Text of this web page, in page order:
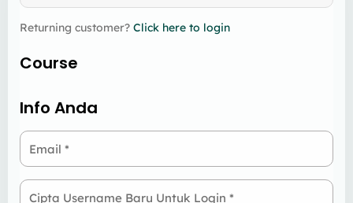
Returning customer? Click here to login
Course
Info Anda
Email *
Cipta Username Baru Untuk Login *